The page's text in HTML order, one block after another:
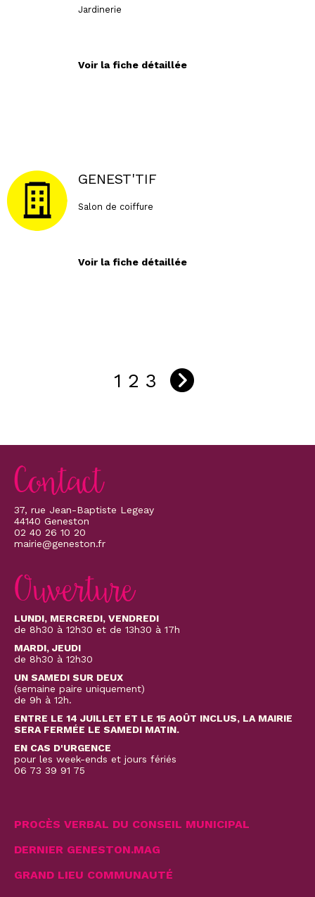
Jardinerie
Voir la fiche détaillée
GENEST'TIF
Salon de coiffure
Voir la fiche détaillée
1 2 3
Contact
37, rue Jean-Baptiste Legeay
44140 Geneston
02 40 26 10 20
mairie@geneston.fr
Ouverture
LUNDI, MERCREDI, VENDREDI
de 8h30 à 12h30 et de 13h30 à 17h
MARDI, JEUDI
de 8h30 à 12h30
UN SAMEDI SUR DEUX
(semaine paire uniquement)
de 9h à 12h.
ENTRE LE 14 JUILLET ET LE 15 AOÛT INCLUS, LA MAIRIE
SERA FERMÉE LE SAMEDI MATIN.
EN CAS D'URGENCE
pour les week-ends et jours fériés
06 73 39 91 75
PROCÈS VERBAL DU CONSEIL MUNICIPAL
DERNIER GENESTON.MAG
GRAND LIEU COMMUNAUTÉ